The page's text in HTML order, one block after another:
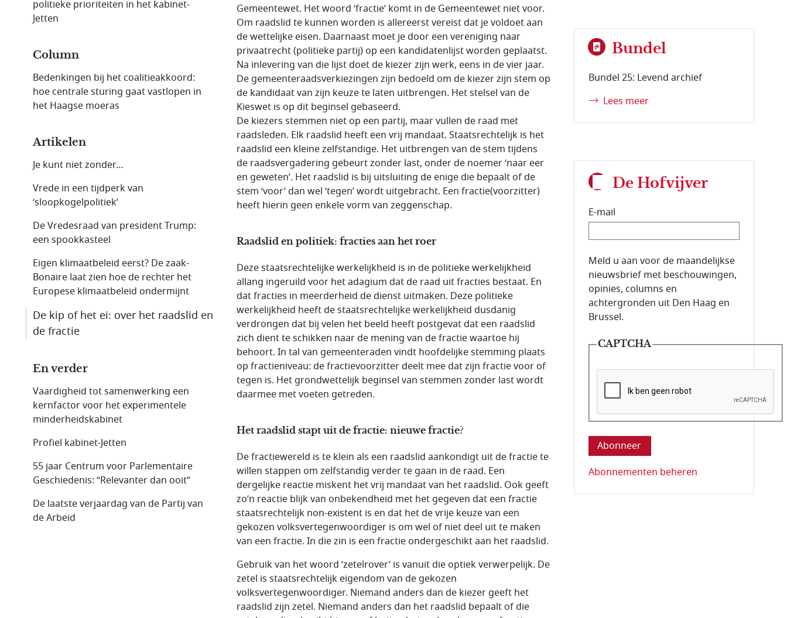
Gemeentewet. Het woord ‘fractie’ komt in de Gemeentewet niet voor.
Om raadslid te kunnen worden is allereerst vereist dat je voldoet aan
de wettelijke eisen. Daarnaast moet je door een vereniging naar
privaatrecht (politieke partij) op een kandidatenlijst worden geplaatst.
Na inlevering van die lijst doet de kiezer zijn werk, eens in de vier jaar.
De gemeenteraadsverkiezingen zijn bedoeld om de kiezer zijn stem op
de kandidaat van zijn keuze te laten uitbrengen. Het stelsel van de
Kieswet is op dit beginsel gebaseerd.
De kiezers stemmen niet op een partij, maar vullen de raad met
raadsleden. Elk raadslid heeft een vrij mandaat. Staatsrechtelijk is het
raadslid een kleine zelfstandige. Het uitbrengen van de stem tijdens
de raadsvergadering gebeurt zonder last, onder de noemer ‘naar eer
en geweten’. Het raadslid is bij uitsluiting de enige die bepaalt of de
stem ‘voor’ dan wel ‘tegen’ wordt uitgebracht. Een fractie(voorzitter)
heeft hierin geen enkele vorm van zeggenschap.
Raadslid en politiek: fracties aan het roer
Deze staatsrechtelijke werkelijkheid is in de politieke werkelijkheid
allang ingeruild voor het adagium dat de raad uit fracties bestaat. En
dat fracties in meerderheid de dienst uitmaken. Deze politieke
werkelijkheid heeft de staatsrechtelijke werkelijkheid dusdanig
verdrongen dat bij velen het beeld heeft postgevat dat een raadslid
zich dient te schikken naar de mening van de fractie waartoe hij
behoort. In tal van gemeenteraden vindt hoofdelijke stemming plaats
op fractieniveau: de fractievoorzitter deelt mee dat zijn fractie voor of
tegen is. Het grondwettelijk beginsel van stemmen zonder last wordt
daarmee met voeten getreden.
Het raadslid stapt uit de fractie: nieuwe fractie?
De fractiewereld is te klein als een raadslid aankondigt uit de fractie te
willen stappen om zelfstandig verder te gaan in de raad. Een
dergelijke reactie miskent het vrij mandaat van het raadslid. Ook geeft
zo’n reactie blijk van onbekendheid met het gegeven dat een fractie
staatsrechtelijk non-existent is en dat het de vrije keuze van een
gekozen volksvertegenwoordiger is om wel of niet deel uit te maken
van een fractie. In die zin is een fractie ondergeschikt aan het raadslid.
Gebruik van het woord ‘zetelrover’ is vanuit die optiek verwerpelijk. De
zetel is staatsrechtelijk eigendom van de gekozen
volksvertegenwoordiger. Niemand anders dan de kiezer geeft het
raadslid zijn zetel. Niemand anders dan het raadslid bepaalt of die
politieke prioriteiten in het kabinet-
Jetten
Column
Bedenkingen bij het coalitieakkoord:
hoe centrale sturing gaat vastlopen in
het Haagse moeras
Artikelen
Je kunt niet zonder…
Vrede in een tijdperk van
‘sloopkogelpolitiek’
De Vredesraad van president Trump:
een spookkasteel
Eigen klimaatbeleid eerst? De zaak-
Bonaire laat zien hoe de rechter het
Europese klimaatbeleid ondermijnt
De kip of het ei: over het raadslid en
de fractie
En verder
Vaardigheid tot samenwerking een
kernfactor voor het experimentele
minderheidskabinet
Profiel kabinet-Jetten
55 jaar Centrum voor Parlementaire
Geschiedenis: “Relevanter dan ooit”
De laatste verjaardag van de Partij van
de Arbeid
Bundel
Bundel 25: Levend archief
Lees meer
De Hofvijver
E-mail
E-mailadres van de abonnee.
Meld u aan voor de maandelijkse
nieuwsbrief met beschouwingen,
opinies, columns en
achtergronden uit Den Haag en
Brussel.
CAPTCHA
Deze vraag is om te controleren dat u
Abonnementen beheren